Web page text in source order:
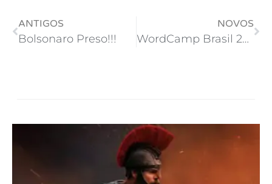
ANTIGOS
Bolsonaro Preso!!!
NOVOS
WordCamp Brasil 2025